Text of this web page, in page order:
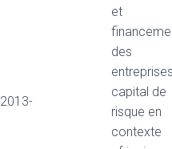
2013-
et
des
capital de
risque en
contexte